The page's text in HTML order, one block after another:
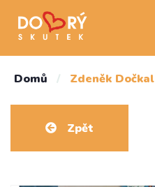
Domů / Zdeněk Dočkal
Zpět